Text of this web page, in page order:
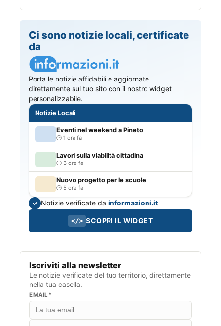
Ci sono notizie locali, certificate
da
Porta le notizie affidabili e aggiornate
direttamente sul tuo sito con il nostro widget
personalizzabile.
Notizie Locali
Eventi nel weekend a Pineto
1 ora fa
Lavori sulla viabilità cittadina
3 ore fa
Nuovo progetto per le scuole
5 ore fa
✓ Notizie verificate dainformazioni.it
</> SCOPRI IL WIDGET
Iscriviti alla newsletter
Le notizie verificate del tuo territorio, direttamente
nella tua casella.
EMAIL*